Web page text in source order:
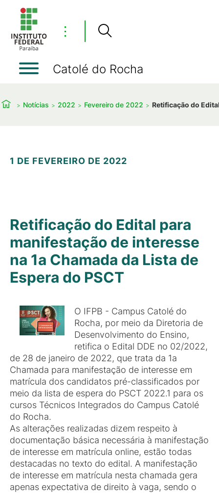
⋮
Catolé do Rocha
Notícias 2022 Fevereiro de 2022 Retificação do
1 DE FEVEREIRO DE 2022
Retificação do Edital para
manifestação de interesse
na 1a Chamada da Lista de
Espera do PSCT
O IFPB - Campus Catolé do
Rocha, por meio da Diretoria de
Desenvolvimento do Ensino,
retifica o Edital DDE no 02/2022,
de 28 de janeiro de 2022, que trata da 1a
Chamada para manifestação de interesse em
matrícula dos candidatos pré-classificados por
meio da lista de espera do PSCT 2022.1 para os
cursos Técnicos Integrados do Campus Catolé
do Rocha.
As alterações realizadas dizem respeito à
documentação básica necessária à manifestação
de interesse em matrícula online, estão todas
destacadas no texto do edital. A manifestação
de interesse em matrícula nesta chamada gera
apenas expectativa de direito à vaga, sendo o